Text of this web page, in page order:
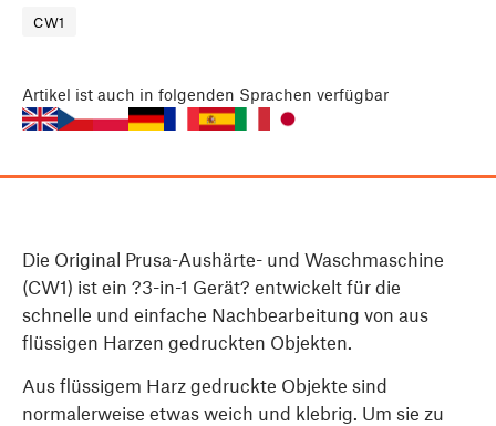
CW1
Artikel ist auch in folgenden Sprachen verfügbar
Die Original Prusa-Aushärte- und Waschmaschine
(CW1) ist ein ?3-in-1 Gerät? entwickelt für die
schnelle und einfache Nachbearbeitung von aus
flüssigen Harzen gedruckten Objekten.
Aus flüssigem Harz gedruckte Objekte sind
normalerweise etwas weich und klebrig. Um sie zu